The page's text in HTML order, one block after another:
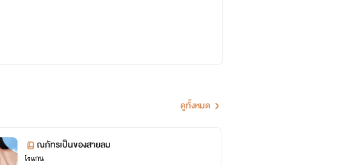
ดูทั้งหมด
ณภัทรเป็นของสายลม
โรแกน